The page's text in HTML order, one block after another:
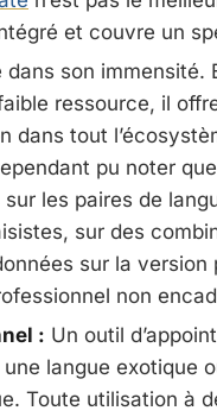
et couvre un
dans son
ressource, il
dans tout
pu noter
les paires de
sur des
sur la
non
: Un outil
langue exotique
Toute utilisation à